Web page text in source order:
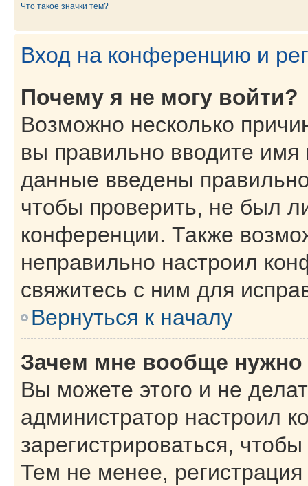
Что такое значки тем?
Вход на конференцию и
Почему я не могу войти?
Возможно несколько
вы правильно вводите имя
данные введены
чтобы проверить, не был
конференции. Также
неправильно настроил
свяжитесь с ним для
Вернуться к началу
Зачем мне вообще нужно
Вы можете этого и не
администратор настроил
зарегистрироваться,
Тем не менее,